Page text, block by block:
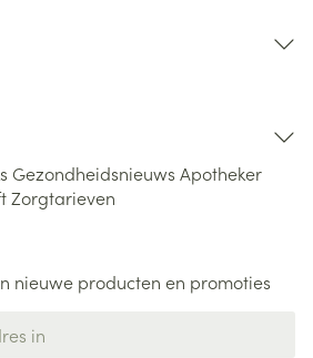
Gezondheidsnieuws Apotheker
Zorgtarieven
nieuwe producten en promoties